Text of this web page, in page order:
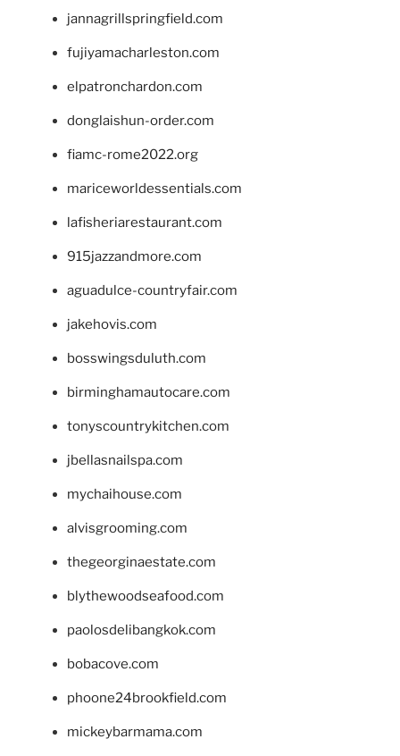
jannagrillspringfield.com
fujiyamacharleston.com
elpatronchardon.com
donglaishun-order.com
fiamc-rome2022.org
mariceworldessentials.com
lafisheriarestaurant.com
915jazzandmore.com
aguadulce-countryfair.com
jakehovis.com
bosswingsduluth.com
birminghamautocare.com
tonyscountrykitchen.com
jbellasnailspa.com
mychaihouse.com
alvisgrooming.com
thegeorginaestate.com
blythewoodseafood.com
paolosdelibangkok.com
bobacove.com
phoone24brookfield.com
mickeybarmama.com